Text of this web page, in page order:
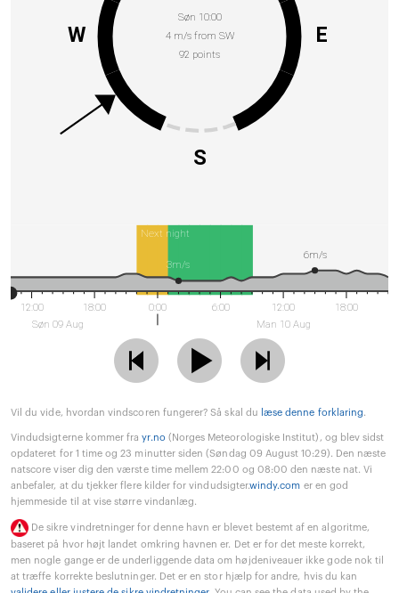
Søn 10:00
4 m/s from SW
92 points
E
S
W
Next night
12:00
Søn 09 Aug
18:00 0:00 6:00
12:00
Man 10 Aug
18:00
6m/s
3m/s
Vil du vide, hvordan vindscoren fungerer? Så skal du læse denne forklaring.
Vindudsigterne kommer frayr.no (Norges Meteorologiske Institut), og blev sidst
opdateret for 1 time og 23 minutter siden (Søndag 09 August 10:29). Den næste
natscore viser dig den værste time mellem 22:00 og 08:00 den næste nat. Vi
anbefaler, at du tjekker flere kilder for vindudsigter.windy.com er en god
hjemmeside til at vise større vindanlæg.
De sikre vindretninger for denne havn er blevet bestemt af en algoritme,
baseret på hvor højt landet omkring havnen er. Det er for det meste korrekt,
men nogle gange er de underliggende data om højdeniveauer ikke gode nok til
at træffe korrekte beslutninger. Det er en stor hjælp for andre, hvis du kan